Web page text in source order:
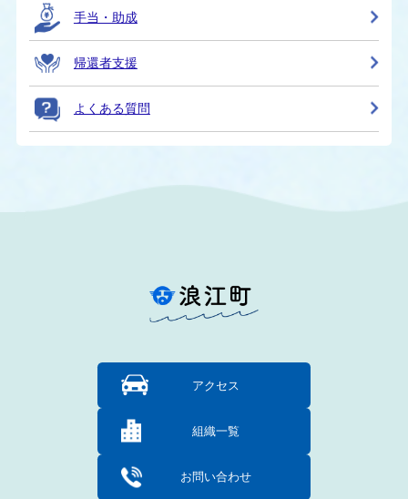
手当・助成
帰還者支援
よくある質問
アクセス
組織一覧
お問い合わせ